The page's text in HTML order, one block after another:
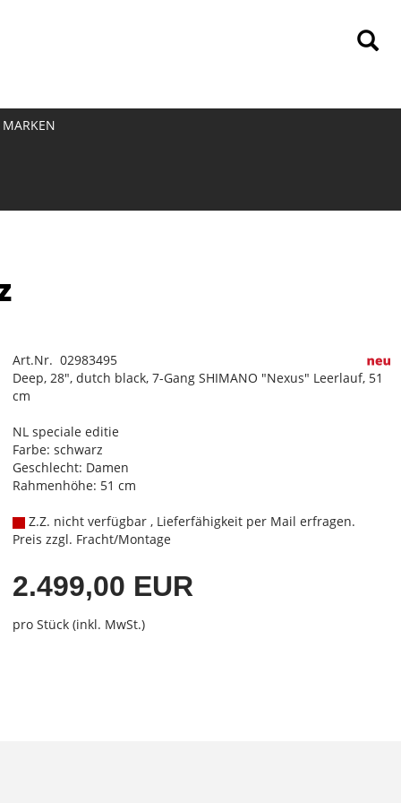
MARKEN
Art.Nr. 02983495
Deep, 28", dutch black, 7-Gang SHIMANO "Nexus" Leerlauf, 51
cm
NL speciale editie
Farbe: schwarz
Geschlecht: Damen
Rahmenhöhe: 51 cm
Z.Z. nicht verfügbar , Lieferfähigkeit per Mail erfragen.
Preis zzgl. Fracht/Montage
2.499,00 EUR
pro Stück (inkl. MwSt.)